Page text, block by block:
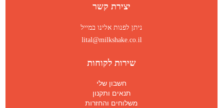
יצירת קשר
ניתן לפנות אלינו במייל
lital@milkshake.co.il
שירות לקוחות
חשבון שלי
תנאים ותקנון
משלוחים והחזרות